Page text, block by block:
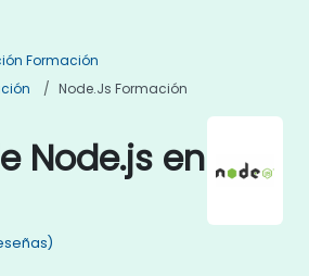
Formación
Node.js Formación
Node.js en